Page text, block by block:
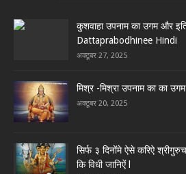
कुशवाहा उपनाम का उगम और
Dattaprabodhinee Hindi
अक्टूबर 27, 2025
मिश्र -मिश्रा उपनाम का का
अक्टूबर 20, 2025
सिर्फ ३ दिनोंमे ऐसे करिऐ
कि विधी जानिऐं l